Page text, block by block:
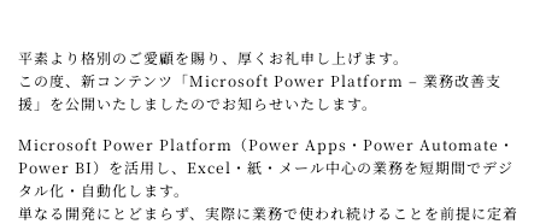
平素より格別のご愛顧を賜り、厚くお礼申し上げます。
この度、新コンテンツ「Microsoft Power Platform – 業務改善支
援」を公開いたしましたのでお知らせいたします。
Microsoft Power Platform（Power Apps・Power Automate・
Power BI）を活用し、Excel・紙・メール中心の業務を短期間でデジ
タル化・自動化します。
単なる開発にとどまらず、 実際に業務で使われ続けることを前提に定着